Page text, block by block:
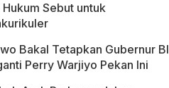
Hukum Sebut untuk
Bakal Tetapkan Gubernur BI
Perry Warjiyo Pekan Ini